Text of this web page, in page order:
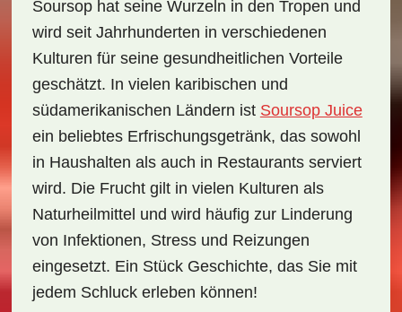
Soursop hat seine Wurzeln in den Tropen und
wird seit Jahrhunderten in verschiedenen
Kulturen für seine gesundheitlichen Vorteile
geschätzt. In vielen karibischen und
südamerikanischen Ländern ist Soursop Juice
ein beliebtes Erfrischungsgetränk, das sowohl
in Haushalten als auch in Restaurants serviert
wird. Die Frucht gilt in vielen Kulturen als
Naturheilmittel und wird häufig zur Linderung
von Infektionen, Stress und Reizungen
eingesetzt. Ein Stück Geschichte, das Sie mit
jedem Schluck erleben können!